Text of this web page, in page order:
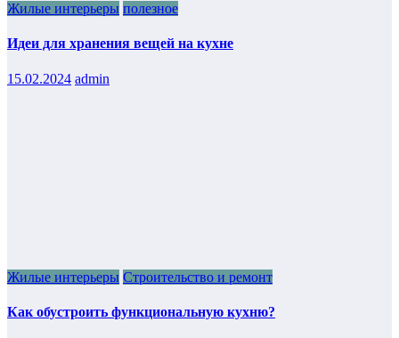
Жилые интерьеры полезное
Идеи для хранения вещей на кухне
15.02.2024 admin
Жилые интерьеры Строительство и ремонт
Как обустроить функциональную кухню?